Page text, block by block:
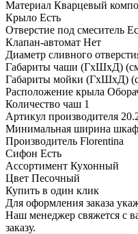
Материал Кварцевый
Крыло Есть
Отверстие под смеситель
Клапан-автомат Нет
Диаметр сливного
Габариты чаши (ГхШхД)
Габариты мойки (ГхШхД)
Расположение крыла
Количество чаш 1
Артикул производителя
Минимальная ширина
Производитель Florentina
Сифон Есть
Ассортимент Кухонный
Цвет Песочный
Купить в один клик
Для оформления заказа
Наш менеджер свяжется с
заказу.